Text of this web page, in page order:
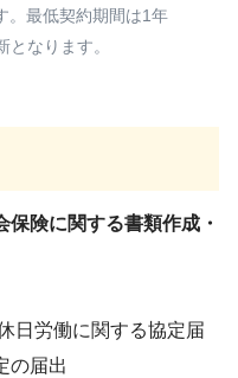
。最低契約期間は1年
なります。
険に関する書類作成・
日労働に関する協定届
の届出